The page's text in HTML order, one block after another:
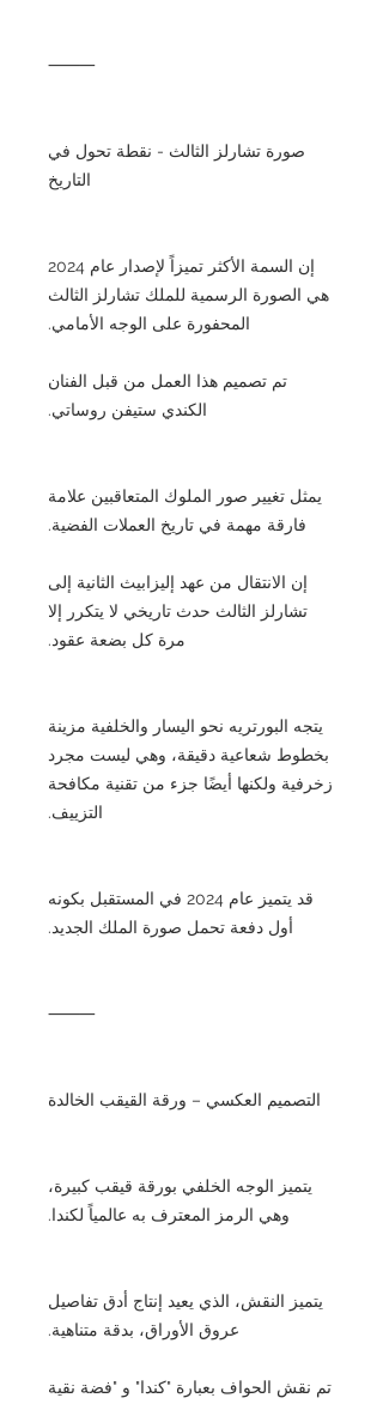
⸻
صورة تشارلز الثالث - نقطة تحول في
التاريخ
إن السمة الأكثر تميزاً لإصدار عام 2024
هي الصورة الرسمية للملك تشارلز الثالث
المحفورة على الوجه الأمامي.
تم تصميم هذا العمل من قبل الفنان
الكندي ستيفن روساتي.
يمثل تغيير صور الملوك المتعاقبين علامة
فارقة مهمة في تاريخ العملات الفضية.
إن الانتقال من عهد إليزابيث الثانية إلى
تشارلز الثالث حدث تاريخي لا يتكرر إلا
مرة كل بضعة عقود.
يتجه البورتريه نحو اليسار والخلفية مزينة
بخطوط شعاعية دقيقة، وهي ليست مجرد
زخرفية ولكنها أيضًا جزء من تقنية مكافحة
التزييف.
قد يتميز عام 2024 في المستقبل بكونه
أول دفعة تحمل صورة الملك الجديد.
⸻
التصميم العكسي – ورقة القيقب الخالدة
يتميز الوجه الخلفي بورقة قيقب كبيرة،
وهي الرمز المعترف به عالمياً لكندا.
يتميز النقش، الذي يعيد إنتاج أدق تفاصيل
عروق الأوراق، بدقة متناهية.
تم نقش الحواف بعبارة "كندا" و "فضة نقية